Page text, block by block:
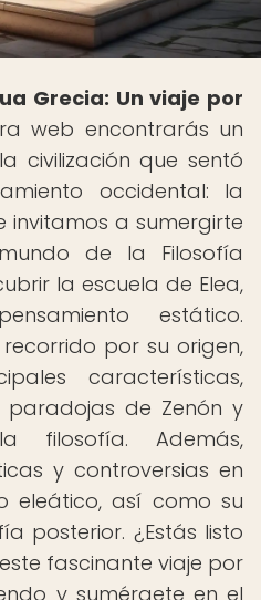
Grecia: Un viaje por
web encontrarás un
civilización que sentó
occidental: la
invitamos a sumergirte
de la Filosofía
la escuela de Elea,
estático.
por su origen,
características,
de Zenón y
Además,
y controversias en
eleático, así como su
posterior. ¿Estás listo
fascinante viaje por
y sumérgete en el